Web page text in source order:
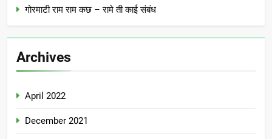
गोरमाटी राम राम कछ – रामे ती काई संबंध
Archives
April 2022
December 2021